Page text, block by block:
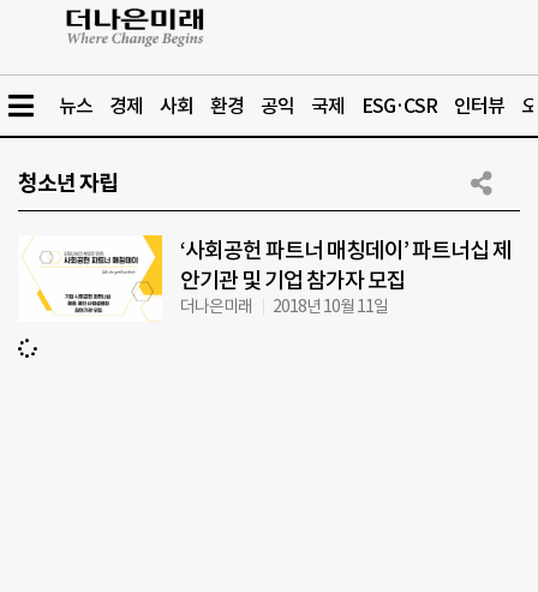
뉴스 경제 사회 환경 공익 국제 ESG·CSR 인터뷰
청소년 자립
‘사회공헌 파트너 매칭데이’ 파트너십 제
안기관 및 기업 참가자 모집
더나은미래 2018년 10월 11일